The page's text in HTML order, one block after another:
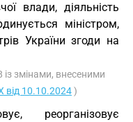
влади, діяльність
міністром,
України згоди на
із змінами, внесеними
від 10.10.2024)
реорганізовує